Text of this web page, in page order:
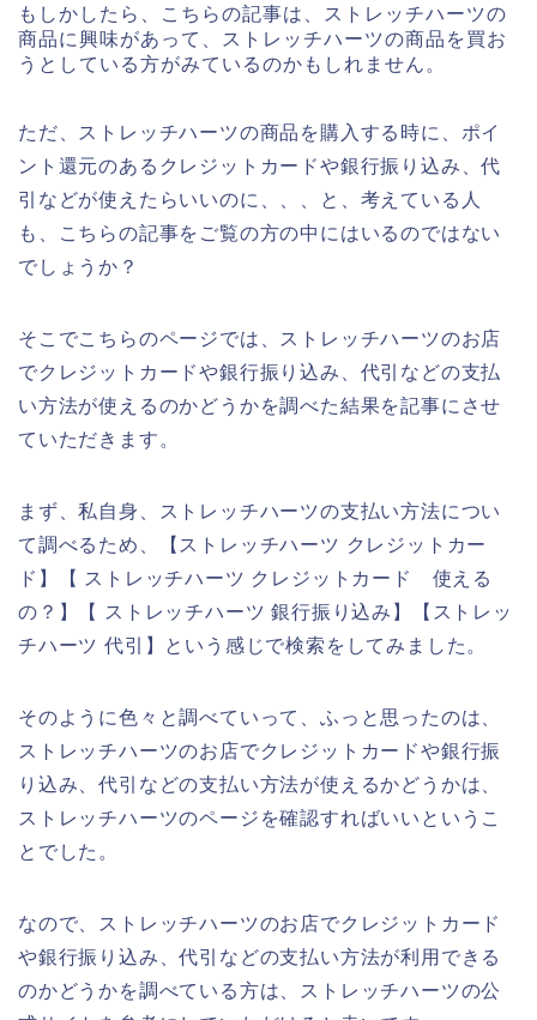
もしかしたら、こちらの記事は、ストレッチハーツの
商品に興味があって、ストレッチハーツの商品を買お
うとしている方がみているのかもしれません。
ただ、ストレッチハーツの商品を購入する時に、ポイ
ント還元のあるクレジットカードや銀行振り込み、代
引などが使えたらいいのに、、、と、考えている人
も、こちらの記事をご覧の方の中にはいるのではない
でしょうか？
そこでこちらのページでは、ストレッチハーツのお店
でクレジットカードや銀行振り込み、代引などの支払
い方法が使えるのかどうかを調べた結果を記事にさせ
ていただきます。
まず、私自身、ストレッチハーツの支払い方法につい
て調べるため、【ストレッチハーツ クレジットカー
ド】【 ストレッチハーツ クレジットカード 使える
の？】【 ストレッチハーツ 銀行振り込み】【ストレッ
チハーツ 代引】という感じで検索をしてみました。
そのように色々と調べていって、ふっと思ったのは、
ストレッチハーツのお店でクレジットカードや銀行振
り込み、代引などの支払い方法が使えるかどうかは、
ストレッチハーツのページを確認すればいいというこ
とでした。
なので、ストレッチハーツのお店でクレジットカード
や銀行振り込み、代引などの支払い方法が利用できる
のかどうかを調べている方は、ストレッチハーツの公